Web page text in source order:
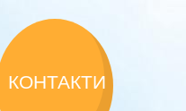
КОНТАКТИ